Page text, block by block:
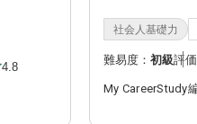
4.8
社会人基礎力
難易度： 初級評
My CareerStudy